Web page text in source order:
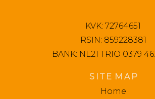
KVK: 72764651
RSIN: 859228381
BANK: NL21 TRIO 0379
S I T E M A P
Home